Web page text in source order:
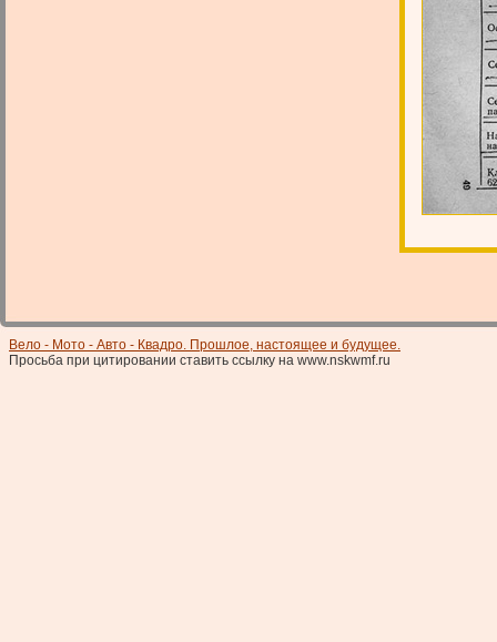
Вело - Мото - Авто - Квадро. Прошлое, настоящее и будущее.
Просьба при цитировании ставить ссылку на www.nskwmf.ru